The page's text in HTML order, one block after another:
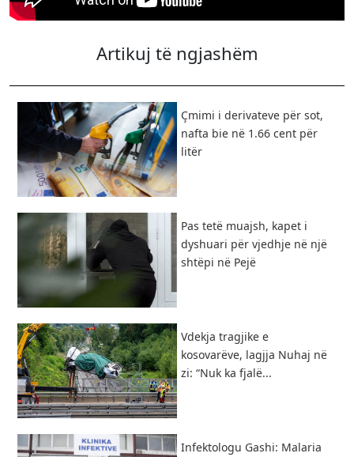
Artikuj të ngjashëm
Çmimi i derivateve për sot,
nafta bie në 1.66 cent për
litër
Pas tetë muajsh, kapet i
dyshuari për vjedhje në një
shtëpi në Pejë
Vdekja tragjike e
kosovarëve, lagjja Nuhaj në
zi: “Nuk ka fjalë...
Infektologu Gashi: Malaria